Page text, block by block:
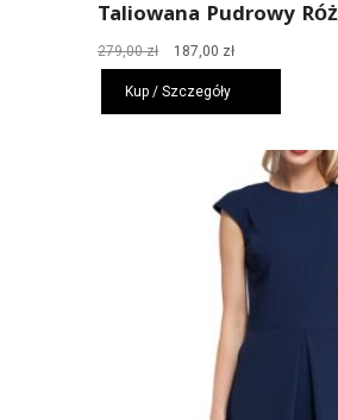
Taliowana Pudrowy Róż
279,00zł
Pierwotna
cena
wynosiła:
279,00 zł.
187,00 złAktualna
cena
187,00 zł.
Kup / Szczegóły